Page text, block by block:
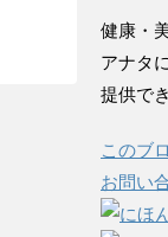
健康・
アナタ
提供で
このブ
お問い